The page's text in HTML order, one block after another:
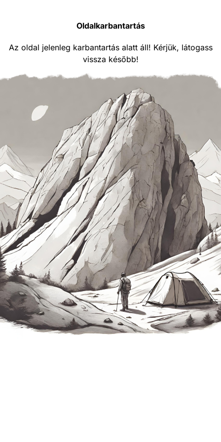
Oldalkarbantartás
Az oldal jelenleg karbantartás alatt áll! Kérjük, látogass
vissza később!